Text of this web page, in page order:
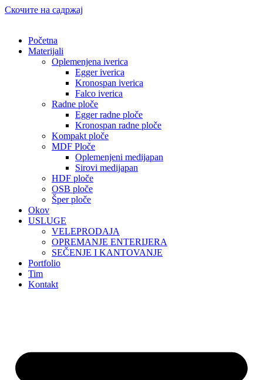
Скочите на садржај
Početna
Materijali
Oplemenjena iverica
Egger iverica
Kronospan iverica
Falco iverica
Radne ploče
Egger radne ploče
Kronospan radne ploče
Kompakt ploče
MDF Ploče
Oplemenjeni medijapan
Sirovi medijapan
HDF ploče
OSB ploče
Šper ploče
Okov
USLUGE
VELEPRODAJA
OPREMANJE ENTERIJERA
SEČENJE I KANTOVANJE
Portfolio
Tim
Kontakt